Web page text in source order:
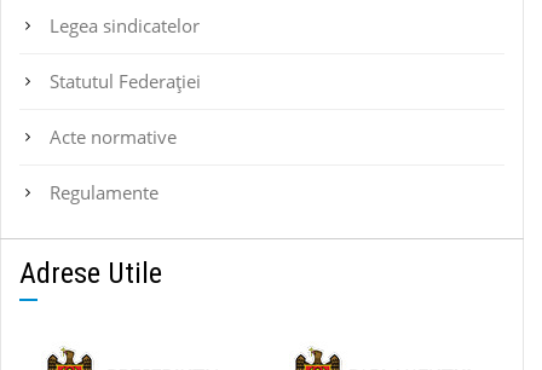
Legea sindicatelor
Statutul Federaţiei
Acte normative
Regulamente
Adrese Utile